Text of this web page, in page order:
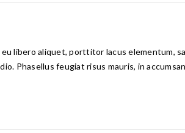
eu libero aliquet, porttitor lacus elementum,
Phasellus feugiat risus mauris, in accumsan